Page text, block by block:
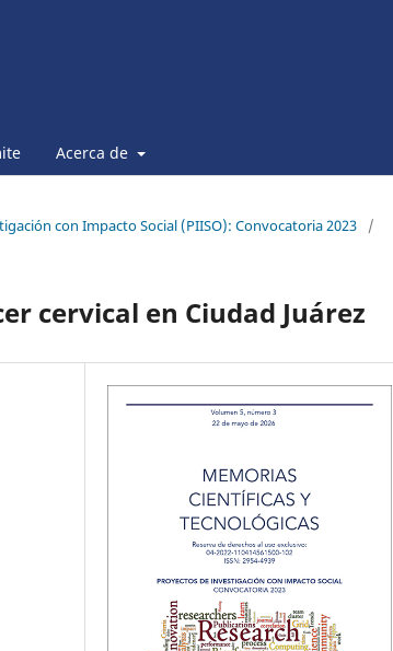
Acerca de
con Impacto Social (PIISO): Convocatoria 2023
/
cervical en Ciudad Juárez